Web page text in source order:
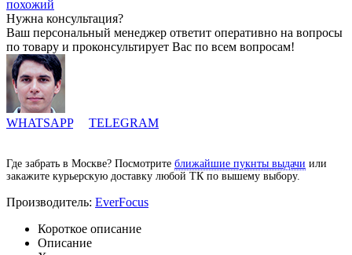
похожий
Нужна консультация?
Ваш персональный менеджер ответит оперативно на вопросы
по товару и проконсультирует Вас по всем вопросам!
WHATSAPP TELEGRAM
Где забрать в Москве? Посмотрите ближайшие пукнты выдачи или
закажите курьерскую доставку любой ТК по вышему выбору.
Производитель: EverFocus
Короткое описание
Описание